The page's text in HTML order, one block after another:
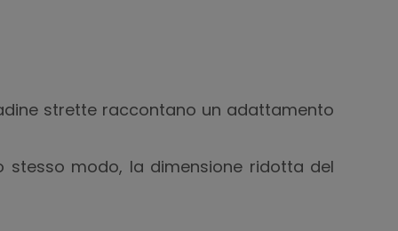
strette raccontano un adattamento
stesso modo, la dimensione ridotta del